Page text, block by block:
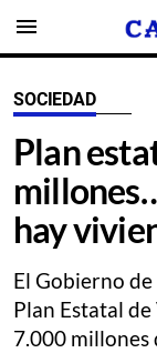
menu
SOCIEDAD
Plan
hay
El Gobierno
Plan Estatal
7.000